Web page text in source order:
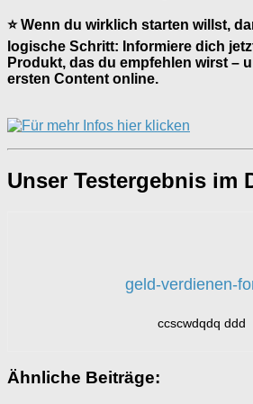
⭐ Wenn du wirklich starten willst,
logische Schritt: Informiere dich
Produkt, das du empfehlen wirst –
ersten Content online.
Unser Testergebnis im
geld-verdienen-
ccscwdqdq ddd
Ähnliche Beiträge: